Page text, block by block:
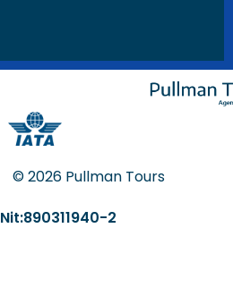
© 2026 Pullman Tours
Nit:890311940-2